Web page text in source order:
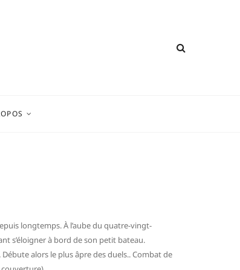
longtemps. À l’aube du quatre-vingt-
s’éloigner à bord de son petit bateau.
alors le plus âpre des duels.. Combat de